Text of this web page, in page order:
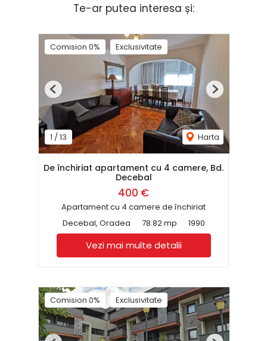
Te-ar putea interesa și:
Comision 0% Exclusivitate
1 /13 Harta
Previous Next
De închiriat apartament cu 4 camere, Bd.
Decebal
400 €
Apartament cu 4 camere de închiriat
Decebal, Oradea
78.82 mp 1990
Vezi mai multe detalii
Comision 0% Exclusivitate